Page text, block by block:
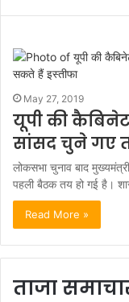
May 27, 2019
यूपी की
सांसद चुने गए
लोकसभा चुनाव बाद
पहली बैठक तय हो गई है।
Read More »
ताजा